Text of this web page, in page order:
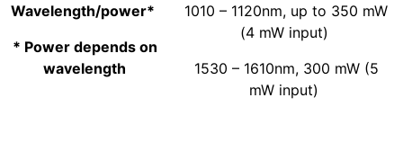
Wavelength/power*
* Power depends on
wavelength
1010 – 1120nm, up to 350 mW
(4 mW input)
1530 – 1610nm, 300 mW (5
mW input)